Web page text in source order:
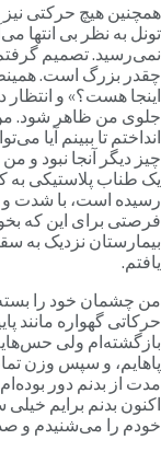
هیچ حرکتی نیز
به نظر بی انتها
تصمیم گرفتم
بزرگ است.
هست؟» و
من ظاهر شود.
تا ببینم آیا
دیگر آنجا نبود و من
طناب پلاستیکی به
است، با شدت و
برای این که
نزدیک به
چشمان خود را بسته
گهواره مانند
ولی
و سپس وزن
از بدنم دور
بدنم برایم
را می‌شنیدم و